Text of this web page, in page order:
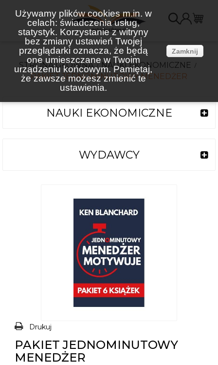
Używamy plików cookies m.in. w
celach: świadczenia usług,
statystyk. Korzystanie z witryny
bez zmiany ustawień Twojej
przeglądarki oznacza, że będą
one umieszczane w Twoim
urządzeniu końcowym. Pamiętaj,
że zawsze możesz zmienić te
ustawienia.
Zamknij
STRONA GŁÓWNA
NAUKI EKONOMICZNE
PAKIET JEDNOMINUTOWY MENEDŻER
NAUKI EKONOMICZNE
WYDAWCY
Drukuj
PAKIET JEDNOMINUTOWY
MENEDŻER